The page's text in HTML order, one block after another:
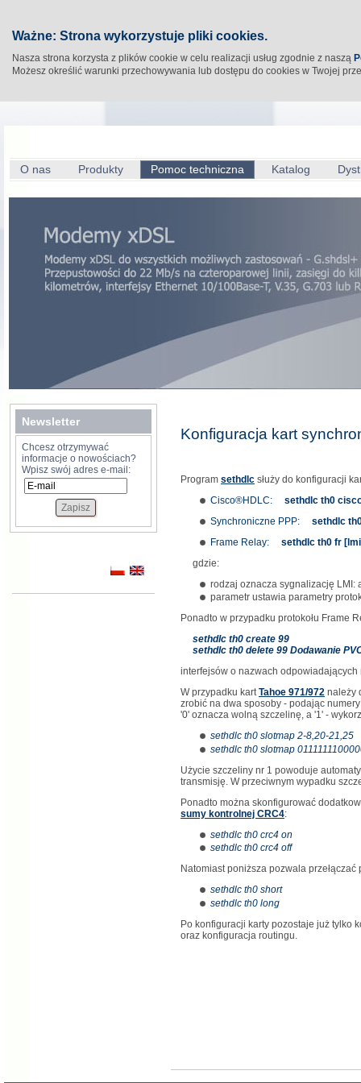
Ważne: Strona wykorzystuje pliki cookies.
Nasza strona korzysta z plików cookie w celu realizacji usług zgodnie z naszą
Możesz określić warunki przechowywania lub dostępu do cookies w Twojej
O nas Produkty Pomoc techniczna Katalog
Newsletter
Chcesz otrzymywać
informacje o nowościach?
Wpisz swój adres e-mail:
Konfiguracja kart
Program sethdlc służy do konfiguracji
Cisco®HDLC: sethdlc th0
Synchroniczne PPP: sethdlc
Frame Relay: sethdlc th0 fr
gdzie:
rodzaj oznacza sygnalizację LMI:
parametr ustawia parametry
Ponadto w przypadku protokołu Frame
sethdlc th0 create 99
sethdlc th0 delete 99 Dodawanie
interfejsów o nazwach
W przypadku kartTahoe 971/972 należy
zrobić na dwa sposoby - podając
'0' oznacza wolną szczelinę, a '1' -
sethdlc th0 slotmap 2-8,20-21,25
sethdlc th0 slotmap
Użycie szczeliny nr 1 powoduje
transmisję. W przeciwnym wypadku
Ponadto można skonfigurować
sumy kontrolnej CRC4:
sethdlc th0 crc4 on
sethdlc th0 crc4 off
Natomiast poniższa pozwala
sethdlc th0 short
sethdlc th0 long
Po konfiguracji karty pozostaje już tylko
oraz konfiguracja routingu.